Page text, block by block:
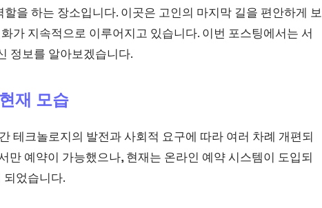
을 하는 장소입니다. 이곳은 고인의 마지막 길을 편안하게 보
가 지속적으로 이루어지고 있습니다. 이번 포스팅에서는 서
정보를 알아보겠습니다.
재 모습
테크놀로지의 발전과 사회적 요구에 따라 여러 차례 개편되
만 예약이 가능했으나, 현재는 온라인 예약 시스템이 도입되
되었습니다.